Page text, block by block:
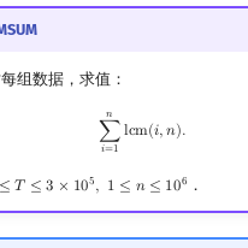
组数据，求值：
𝑛
∑
𝑖=1
lcm(𝑖,𝑛).
∑i=1 lcm n
≤ 𝑇 ≤ 3 × 105, 1 ≤ 𝑛 ≤ 106
T≤3× 105 1 ≤n≤10 6 ．